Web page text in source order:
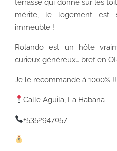
terrasse qui donne sur les
mérite, le logement est
immeuble !
Rolando est un hôte
curieux généreux… bref en
Je le recommande à 1000%
Calle Aguila, La Habana
+5352947057